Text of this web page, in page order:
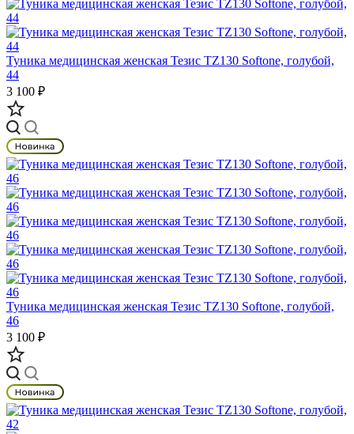
Туника медицинская женская Тезис TZ130 Softone, голубой,
44
3 100 ₽
Туника медицинская женская Тезис TZ130 Softone, голубой,
46
3 100 ₽